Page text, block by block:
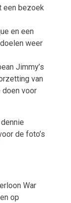
een bezoek
en een
weer
Jimmy’s
van
doen voor
de foto’s
War
op